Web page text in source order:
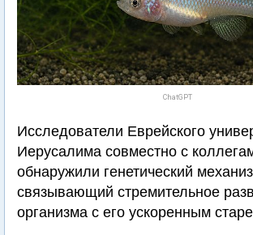
ChatGPT
Исследователи Еврейского
Иерусалима совместно с
обнаружили генетический
связывающий стремительное
организма с его ускоренным